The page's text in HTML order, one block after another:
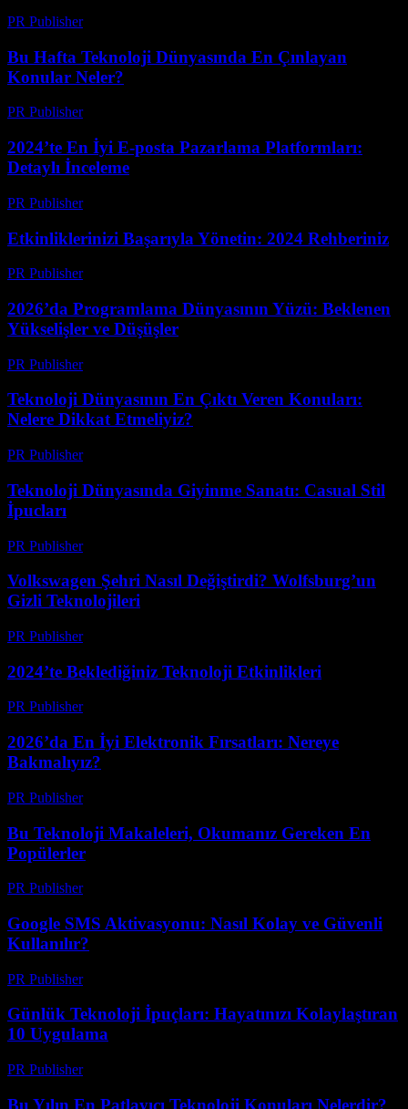
PR Publisher-
Bu Hafta Teknoloji Dünyasında En Çınlayan
Konular Neler?
PR Publisher-
2024’te En İyi E-posta Pazarlama Platformları:
Detaylı İnceleme
PR Publisher-
Etkinliklerinizi Başarıyla Yönetin: 2024 Rehberiniz
PR Publisher-
2026’da Programlama Dünyasının Yüzü: Beklenen
Yükselişler ve Düşüşler
PR Publisher-
Teknoloji Dünyasının En Çıktı Veren Konuları:
Nelere Dikkat Etmeliyiz?
PR Publisher-
Teknoloji Dünyasında Giyinme Sanatı: Casual Stil
İpucları
PR Publisher-
Volkswagen Şehri Nasıl Değiştirdi? Wolfsburg’un
Gizli Teknolojileri
PR Publisher-
2024’te Beklediğiniz Teknoloji Etkinlikleri
PR Publisher-
2026’da En İyi Elektronik Fırsatları: Nereye
Bakmalıyız?
PR Publisher-
Bu Teknoloji Makaleleri, Okumanız Gereken En
Popülerler
PR Publisher-
Google SMS Aktivasyonu: Nasıl Kolay ve Güvenli
Kullanılır?
PR Publisher-
Günlük Teknoloji İpuçları: Hayatınızı Kolaylaştıran
10 Uygulama
PR Publisher-
Bu Yılın En Patlayıcı Teknoloji Konuları Nelerdir?